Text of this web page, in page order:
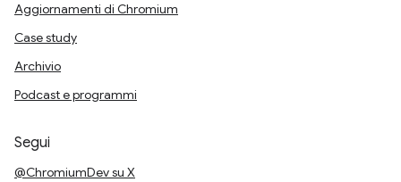
Aggiornamenti di Chromium
Case study
Archivio
Podcast e programmi
Segui
@ChromiumDev su X